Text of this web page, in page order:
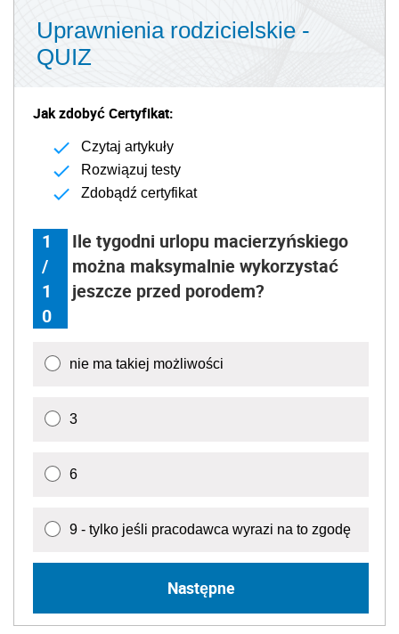
Uprawnienia rodzicielskie -
QUIZ
Jak zdobyć Certyfikat:
Czytaj artykuły
Rozwiązuj testy
Zdobądź certyfikat
1
/
1
0
Ile tygodni urlopu macierzyńskiego
można maksymalnie wykorzystać
jeszcze przed porodem?
nie ma takiej możliwości
3
6
9 - tylko jeśli pracodawca wyrazi na to zgodę
Następne